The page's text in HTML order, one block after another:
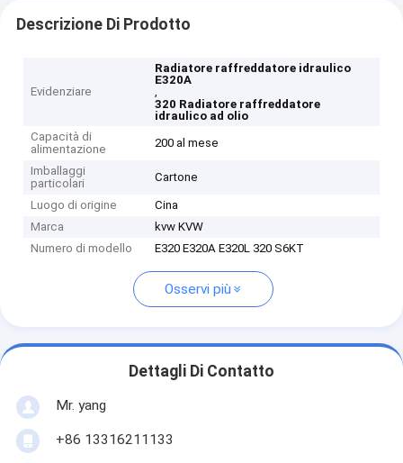
Descrizione Di Prodotto
Evidenziare
Radiatore raffreddatore idraulico
E320A
,
320 Radiatore raffreddatore
idraulico ad olio
Capacità di
alimentazione
200 al mese
Imballaggi
particolari
Cartone
Luogo di origine
Cina
Marca
kvw KVW
Numero di modello
E320 E320A E320L 320 S6KT
Osservi più
Dettagli Di Contatto
Mr. yang
+86 13316211133